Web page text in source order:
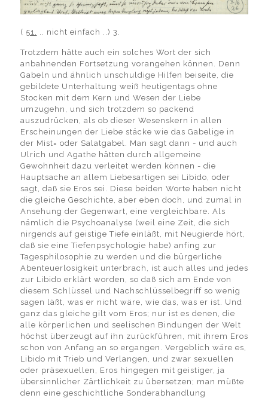
( 51. .. nicht einfach ..) 3.
Trotzdem hätte auch ein solches Wort der sich
anbahnenden Fortsetzung vorangehen können. Denn
Gabeln und ähnlich unschuldige Hilfen beiseite, die
gebildete Unterhaltung weiß heutigentags ohne
Stocken mit dem Kern und Wesen der Liebe
umzugehn, und sich trotzdem so packend
auszudrücken, als ob dieser Wesenskern in allen
Erscheinungen der Liebe stäcke wie das Gabelige in
der Mist= oder Salatgabel. Man sagt dann - und auch
Ulrich und Agathe hätten durch allgemeine
Gewohnheit dazu verleitet werden können - die
Hauptsache an allem Liebesartigen sei Libido, oder
sagt, daß sie Eros sei. Diese beiden Worte haben nicht
die gleiche Geschichte, aber eben doch, und zumal in
Ansehung der Gegenwart, eine vergleichbare. Als
nämlich die Psychoanalyse (weil eine Zeit, die sich
nirgends auf geistige Tiefe einläßt, mit Neugierde hört,
daß sie eine Tiefenpsychologie habe) anfing zur
Tagesphilosophie zu werden und die bürgerliche
Abenteuerlosigkeit unterbrach, ist auch alles und jedes
zur Libido erklärt worden, so daß sich am Ende von
diesem Schlüssel und Nachschlüsselbegriff so wenig
sagen läßt, was er nicht wäre, wie das, was er ist. Und
ganz das gleiche gilt vom Eros; nur ist es denen, die
alle körperlichen und seelischen Bindungen der Welt
höchst überzeugt auf ihn zurückführen, mit ihrem Eros
schon von Anfang an so ergangen. Vergeblich wäre es,
Libido mit Trieb und Verlangen, und zwar sexuellen
oder präsexuellen, Eros hingegen mit geistiger, ja
übersinnlicher Zärtlichkeit zu übersetzen; man müßte
denn eine geschichtliche Sonderabhandlung